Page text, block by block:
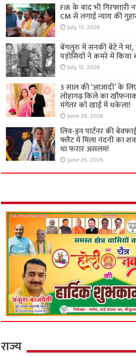
FIR के बाद भी गिरफ्तारी
CM से लगाई न्याय की
July 13, 2026
बेंगलुरु में सनकी बेटे ने मां,
पड़ोसियों ने कमरे में किया
July 12, 2026
3 साल की ‘आजादी’ के
लोहागढ़ किले का
मंगेतर को खाई में धकेला!
June 28, 2026
लिव-इन पार्टनर की
फ्लैट में मिला नंदनी का
था फरार असलम!
June 26, 2026
राज्य